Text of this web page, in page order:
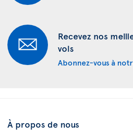
Recevez nos
vols
Abonnez-vous à
À propos de nous